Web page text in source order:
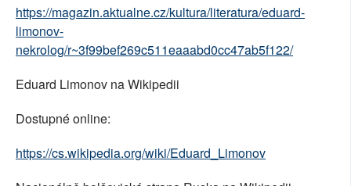
https://magazin.aktualne.cz/kultura/literatura/eduard-
limonov-
nekrolog/r~3f99bef269c511eaaabd0cc47ab5f122/
Eduard Limonov na Wikipedii
Dostupné online:
https://cs.wikipedia.org/wiki/Eduard_Limonov